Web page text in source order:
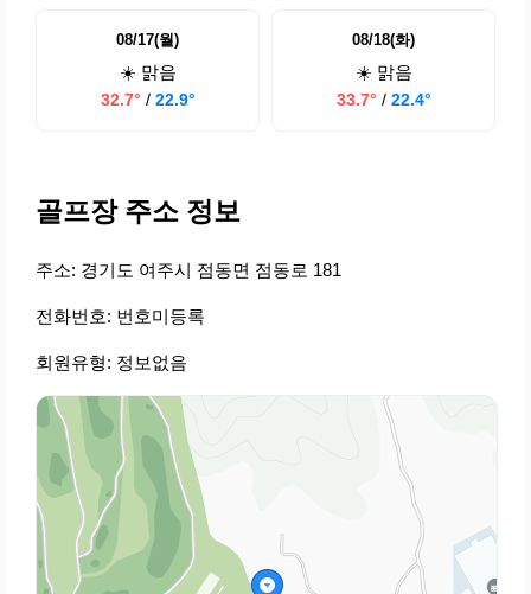
08/17(월)
☀️ 맑음
32.7° / 22.9°
08/18(화)
☀️ 맑음
33.7° / 22.4°
골프장 주소 정보
주소: 경기도 여주시 점동면 점동로 181
전화번호: 번호미등록
회원유형: 정보없음